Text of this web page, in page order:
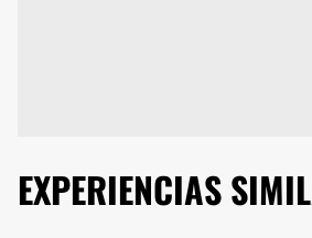
EXPERIENCIAS